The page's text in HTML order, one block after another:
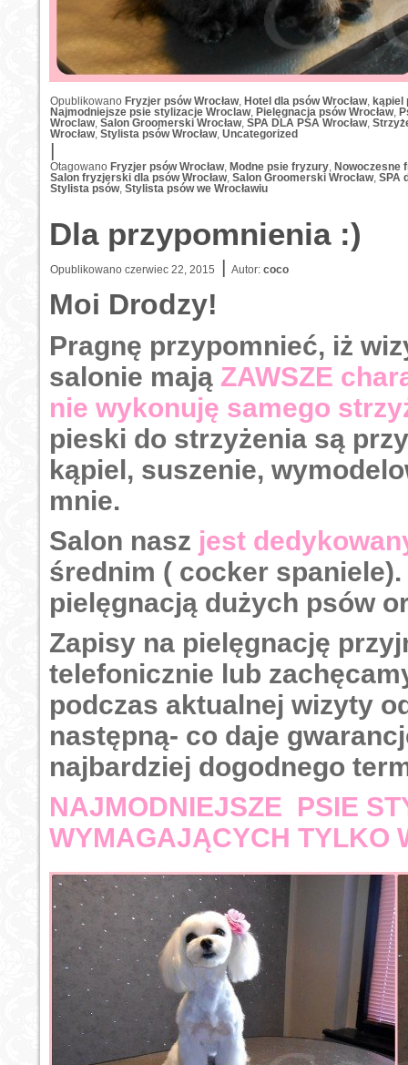
Opublikowano Fryzjer psów Wrocław, Hotel dla psów Wrocław, kąpiel
Najmodniejsze psie stylizacje Wroclaw, Pielęgnacja psów Wrocław,
Wroclaw, Salon Groomerski Wrocław, SPA DLA PSA Wrocław,
Wrocław, Stylista psów Wrocław, Uncategorized
|
Otagowano Fryzjer psów Wrocław, Modne psie fryzury, Nowoczesne
Salon fryzjerski dla psów Wrocław, Salon Groomerski Wrocław, SPA
Stylista psów, Stylista psów we Wrocławiu
Dla przypomnienia :)
Opublikowano czerwiec 22, 2015 | Autor: coco
Moi Drodzy!
Pragnę przypomnieć, iż
salonie mają ZAWSZE
nie wykonuję samego
pieski do strzyżenia są
kąpiel, suszenie,
mnie.
Salon nasz jest
średnim ( cocker
pielęgnacją dużych psów
Zapisy na pielęgnację
telefonicznie lub
podczas aktualnej wizyty
następną- co daje
najbardziej dogodnego
NAJMODNIEJSZE PSIE
WYMAGAJĄCYCH TYLKO